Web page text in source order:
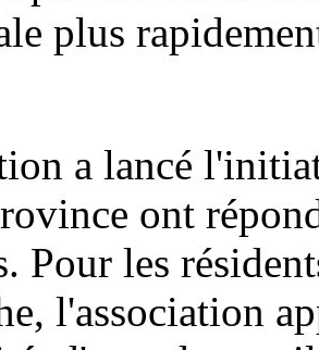
plus
a lancé
ont
Pour les
l'association